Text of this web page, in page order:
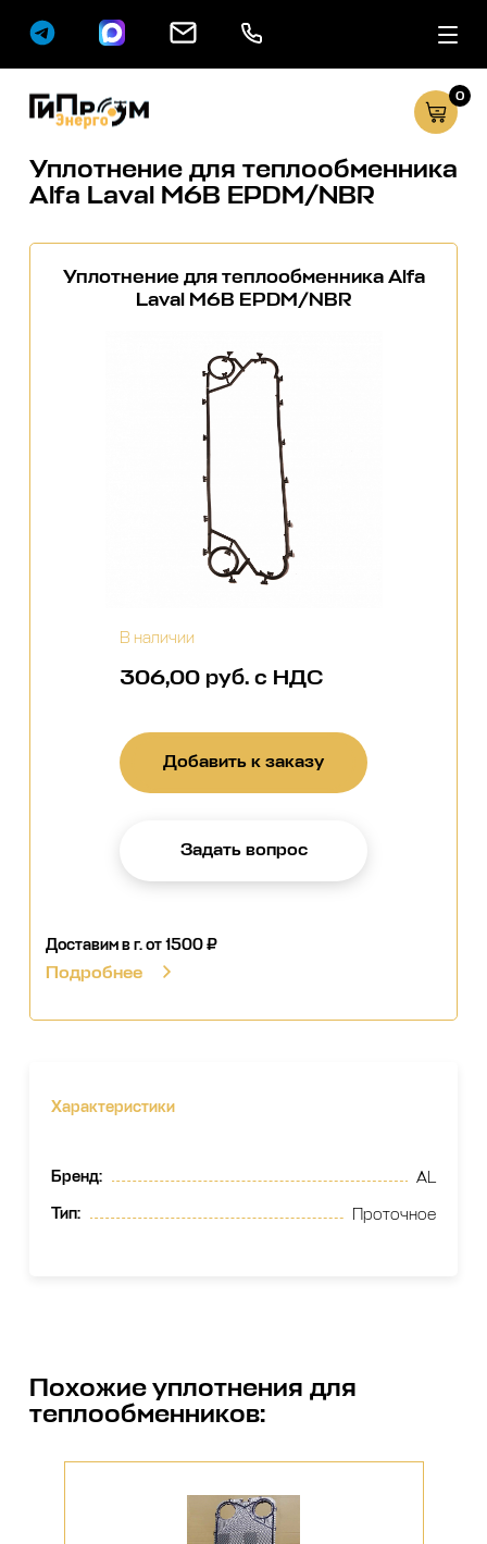
Сервисные
0
Уплотнение для теплообменника
Alfa Laval M6B EPDM/NBR
Уплотнение для теплообменника Alfa
Laval M6B EPDM/NBR
В наличии
306,00 руб. с НДС
Добавить к заказу
Задать вопрос
Доставим в г.от 1500 ₽
Подробнее
Характеристики
Бренд: AL
Тип: Проточное
Похожиеуплотнения для
теплообменников: